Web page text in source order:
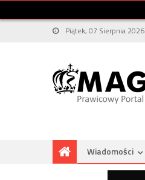
Piątek, 07 Sierpnia 2026
Wiadomości